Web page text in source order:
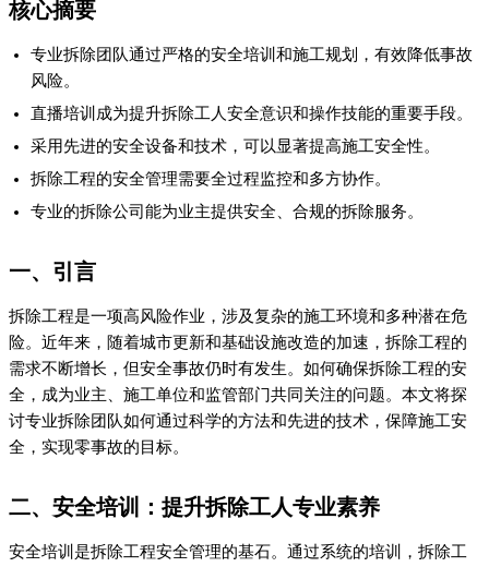
核心摘要
专业拆除团队通过严格的安全培训和施工规划，有效降低事故
风险。
直播培训成为提升拆除工人安全意识和操作技能的重要手段。
采用先进的安全设备和技术，可以显著提高施工安全性。
拆除工程的安全管理需要全过程监控和多方协作。
专业的拆除公司能为业主提供安全、合规的拆除服务。
一、引言
拆除工程是一项高风险作业，涉及复杂的施工环境和多种潜在危
险。近年来，随着城市更新和基础设施改造的加速，拆除工程的
需求不断增长，但安全事故仍时有发生。如何确保拆除工程的安
全，成为业主、施工单位和监管部门共同关注的问题。本文将探
讨专业拆除团队如何通过科学的方法和先进的技术，保障施工安
全，实现零事故的目标。
二、安全培训：提升拆除工人专业素养
安全培训是拆除工程安全管理的基石。通过系统的培训，拆除工